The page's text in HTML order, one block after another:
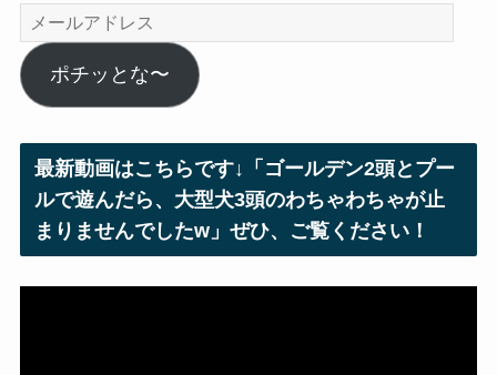
メ
ー
ル
ア
ス
ポチッとな〜
最新動画はこちらです↓「ゴールデン2頭とプー
ルで遊んだら、大型犬3頭のわちゃわちゃが止
まりませんでしたw」ぜひ、ご覧ください！